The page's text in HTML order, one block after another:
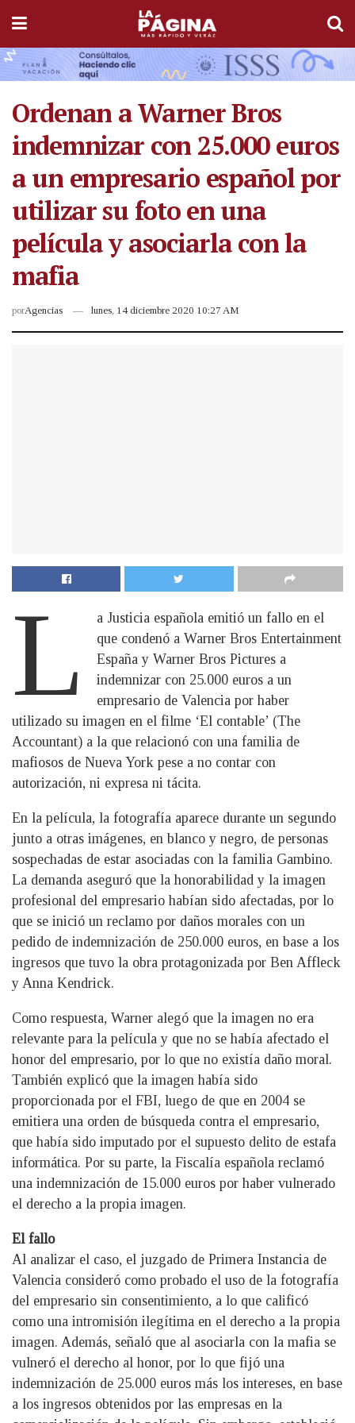
Ordenan a Warner Bros
indemnizar con 25.000 euros
a un empresario español por
utilizar su foto en una
película y asociarla con la
mafia
porAgencias lunes, 14 diciembre 2020 10:27 AM
L
a Justicia española emitió un fallo en el
que condenó a Warner Bros Entertainment
España y Warner Bros Pictures a
indemnizar con 25.000 euros a un
empresario de Valencia por haber
utilizado su imagen en el filme ‘El contable’ (The
Accountant) a la que relacionó con una familia de
mafiosos de Nueva York pese a no contar con
autorización, ni expresa ni tácita.
En la película, la fotografía aparece durante un segundo
junto a otras imágenes, en blanco y negro, de personas
sospechadas de estar asociadas con la familia Gambino.
La demanda aseguró que la honorabilidad y la imagen
profesional del empresario habían sido afectadas, por lo
que se inició un reclamo por daños morales con un
pedido de indemnización de 250.000 euros, en base a los
ingresos que tuvo la obra protagonizada por Ben Affleck
y Anna Kendrick.
Como respuesta, Warner alegó que la imagen no era
relevante para la película y que no se había afectado el
honor del empresario, por lo que no existía daño moral.
También explicó que la imagen había sido
proporcionada por el FBI, luego de que en 2004 se
emitiera una orden de búsqueda contra el empresario,
que había sido imputado por el supuesto delito de estafa
informática. Por su parte, la Fiscalía española reclamó
una indemnización de 15.000 euros por haber vulnerado
el derecho a la propia imagen.
El fallo
Al analizar el caso, el juzgado de Primera Instancia de
Valencia consideró como probado el uso de la fotografía
del empresario sin consentimiento, a lo que calificó
como una intromisión ilegítima en el derecho a la propia
imagen. Además, señaló que al asociarla con la mafia se
vulneró el derecho al honor, por lo que fijó una
indemnización de 25.000 euros más los intereses, en base
a los ingresos obtenidos por las empresas en la